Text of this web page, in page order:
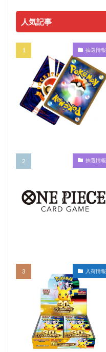
人気記事
抽選情報
抽選情報
入荷情報